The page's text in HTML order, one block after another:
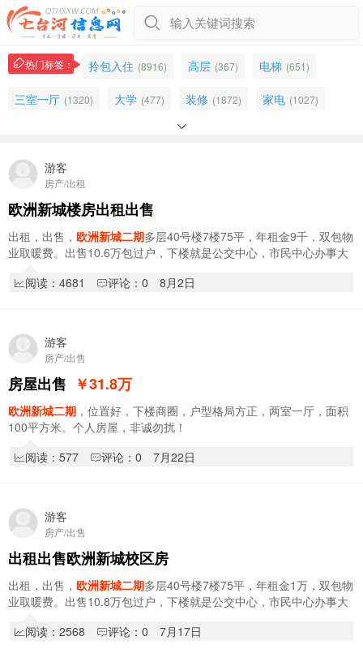
输入关键词搜索
热门标签： 拎包入住 (8916) 高层 (367) 电梯 (651)
三室一厅 (1320) 大学 (477) 装修 (1872) 家电 (1027)
幼儿园 (513)
电梯房 (506) 四楼 (1065)
高层出售 (43) 车库 (148) 精装修 (2484) 半地下 (190)
车库出售

游客
房产/出租
欧洲新城楼房出租出售
出租，出售， 欧洲新城二期多层40号楼7楼75平，年租金9千，双包物
业取暖费。出售10.6万包过户，下楼就是公交中心，市民中心办事大
阅读：4681
评论：0 8月2日
游客
房产/出售
房屋出售 ￥31.8万
欧洲新城二期 ，位置好，下楼商圈，户型格局方正，两室一厅，面积
100平方米。个人房屋，非诚勿扰！
阅读：577
评论：0 7月22日
游客
房产/出售
出租出售欧洲新城校区房
出租，出售， 欧洲新城二期多层40号楼7楼75平，年租金1万，双包物
业取暖费。出售10.8万包过户，下楼就是公交中心，市民中心办事大
阅读：2568
评论：0 7月17日